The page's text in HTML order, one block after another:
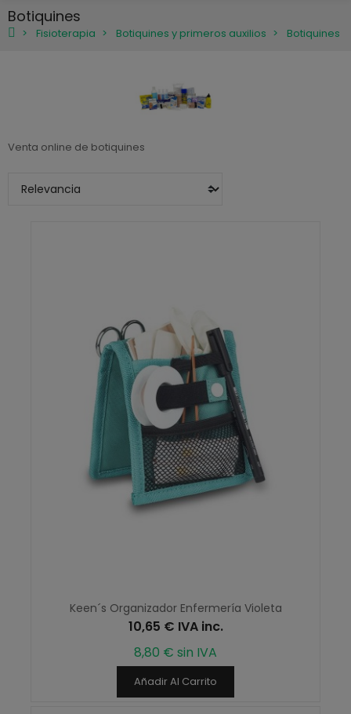
Botiquines
Fisioterapia Botiquines y primeros auxilios Botiquines
Venta online de botiquines
Keen´s Organizador Enfermería Violeta
10,65 € IVA inc.
8,80 € sin IVA
Añadir Al Carrito